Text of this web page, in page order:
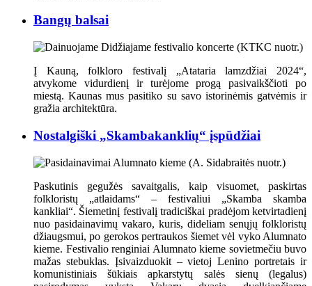
Bangų balsai
Į Kauną, folkloro festivalį „Atataria lamzdžiai 2024“,
atvykome vidurdienį ir turėjome progą pasivaikščioti po
miestą. Kaunas mus pasitiko su savo istorinėmis gatvėmis ir
gražia architektūra.
Nostalgiški „Skambakanklių“ įspūdžiai
Paskutinis gegužės savaitgalis, kaip visuomet, paskirtas
folkloristų „atlaidams“ – festivaliui „Skamba skamba
kankliai“. Šiemetinį festivalį tradiciškai pradėjom ketvirtadienį
nuo pasidainavimų vakaro, kuris, dideliam senųjų folkloristų
džiaugsmui, po gerokos pertraukos šiemet vėl vyko Alumnato
kieme. Festivalio renginiai Alumnato kieme sovietmečiu buvo
mažas stebuklas. Įsivaizduokit – vietoj Lenino portretais ir
komunistiniais šūkiais apkarstytų salės sienų (legalus)